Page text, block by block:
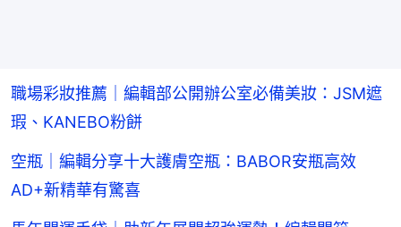
職場彩妝推薦｜編輯部公開辦公室必備美妝：JSM遮
瑕、KANEBO粉餅
空瓶｜編輯分享十大護膚空瓶：BABOR安瓶高效
AD+新精華有驚喜